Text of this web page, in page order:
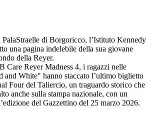
di Borgoricco, l’Istituto Kennedy
una pagina indelebile della sua giovane
nel mondo della Reyer.
Care Reyer Madness 4, i ragazzi nelle
and White" hanno staccato l’ultimo biglietto
Four del Taliercio, un traguardo storico che
anche sulla stampa nazionale, con un
del Gazzettino del 25 marzo 2026.